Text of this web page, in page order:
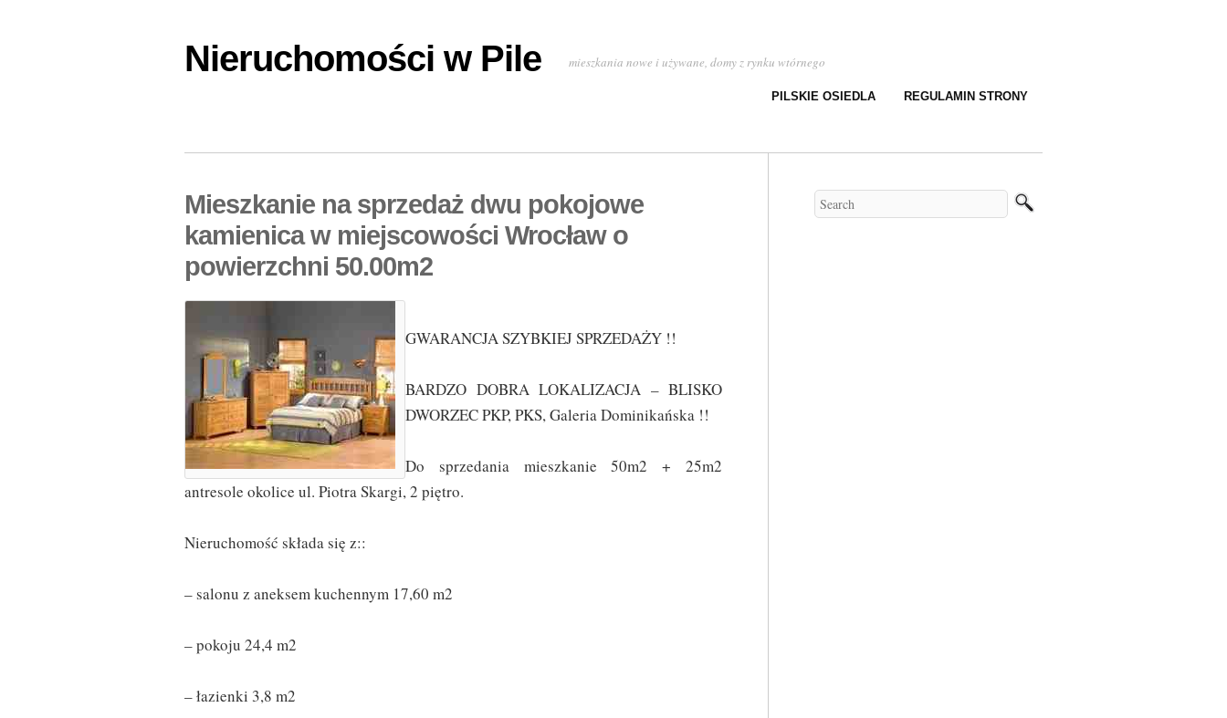
Nieruchomości w Pile mieszkania nowe i używane, domy z rynku wtórnego
PILSKIE OSIEDLA REGULAMIN STRONY
Mieszkanie na sprzedaż dwu pokojowe
kamienica w miejscowości Wrocław o
powierzchni 50.00m2
GWARANCJA SZYBKIEJ SPRZEDAŻY !!
BARDZO DOBRA LOKALIZACJA – BLISKO
DWORZEC PKP, PKS, Galeria Dominikańska !!
Do sprzedania mieszkanie 50m2 + 25m2
antresole okolice ul. Piotra Skargi, 2 piętro.
Nieruchomość składa się z::
– salonu z aneksem kuchennym 17,60 m2
– pokoju 24,4 m2
– łazienki 3,8 m2